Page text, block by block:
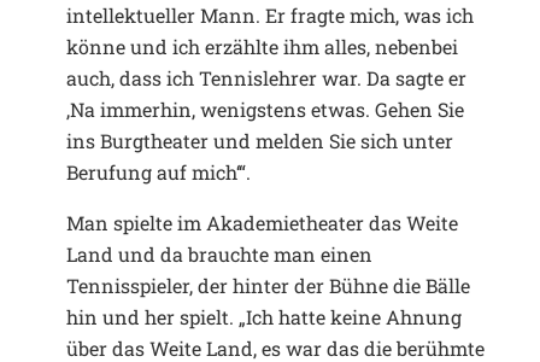
intellektueller Mann. Er fragte mich, was ich
könne und ich erzählte ihm alles, nebenbei
auch, dass ich Tennislehrer war. Da sagte er
‚Na immerhin, wenigstens etwas. Gehen Sie
ins Burgtheater und melden Sie sich unter
Berufung auf mich‘“.
Man spielte im Akademietheater das Weite
Land und da brauchte man einen
Tennisspieler, der hinter der Bühne die Bälle
hin und her spielt. „Ich hatte keine Ahnung
über das Weite Land, es war das die berühmte